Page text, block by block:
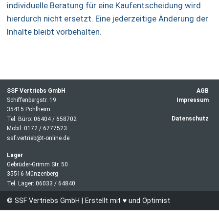
individuelle Beratung für eine Kaufentscheidung wird
hierdurch nicht ersetzt. Eine jederzeitige Änderung der
Inhalte bleibt vorbehalten.
SSF Vertriebs GmbH
Schiffenbergstr. 19
35415 Pohlheim
Tel. Büro: 06404 / 658702
Mobil: 0172 / 6777523
ssf.vertrieb@t-online.de
Lager
Gebrüder-Grimm Str. 50
35516 Münzenberg
Tel. Lager: 06033 / 64840
AGB
Impressum
Datenschutz
© SSF Vertriebs GmbH | Erstellt mit ♥ und Optimist